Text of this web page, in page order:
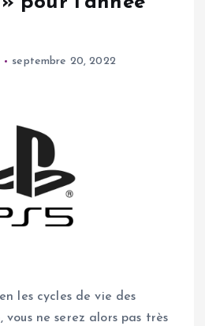
septembre 20, 2022
les cycles de vie des
vous ne serez alors pas très